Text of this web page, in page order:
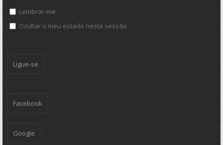
Lembrar-me
Ocultar o meu estado nesta sessão
Facebook
Google